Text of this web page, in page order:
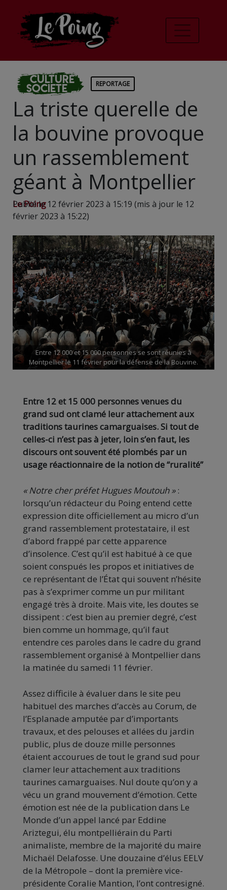
Culture
Societe REPORTAGE
La triste querelle de
la bouvine provoque
un rassemblement
géant à Montpellier
Le Poing
Publié le 12 février 2023 à 15:19 (mis à jour le 12
février 2023 à 15:22)
Entre 12 000 et 15 000 personnes se sont réunies à
Montpellier le 11 février pour la défense de la Bouvine.
Entre 12 et 15 000 personnes venues du
grand sud ont clamé leur attachement aux
traditions taurines camarguaises. Si tout de
celles-ci n’est pas à jeter, loin s’en faut, les
discours ont souvent été plombés par un
usage réactionnaire de la notion de “ruralité”
« Notre cher préfet Hugues Moutouh » :
lorsqu’un rédacteur du Poing entend cette
expression dite officiellement au micro d’un
grand rassemblement protestataire, il est
d’abord frappé par cette apparence
d’insolence. C’est qu’il est habitué à ce que
soient conspués les propos et initiatives de
ce représentant de l’État qui souvent n’hésite
pas à s’exprimer comme un pur militant
engagé très à droite. Mais vite, les doutes se
dissipent : c’est bien au premier degré, c’est
bien comme un hommage, qu’il faut
entendre ces paroles dans le cadre du grand
rassemblement organisé à Montpellier dans
la matinée du samedi 11 février.
Assez difficile à évaluer dans le site peu
habituel des marches d’accès au Corum, de
l’Esplanade amputée par d’importants
travaux, et des pelouses et allées du jardin
public, plus de douze mille personnes
étaient accourues de tout le grand sud pour
clamer leur attachement aux traditions
taurines camarguaises. Nul doute qu’on y a
vécu un grand mouvement d’émotion. Cette
émotion est née de la publication dans Le
Monde d’un appel lancé par Eddine
Ariztegui, élu montpelliérain du Parti
animaliste, membre de la majorité du maire
Michaël Delafosse. Une douzaine d’élus EELV
de la Métropole – dont la première vice-
présidente Coralie Mantion, l’ont contresigné.